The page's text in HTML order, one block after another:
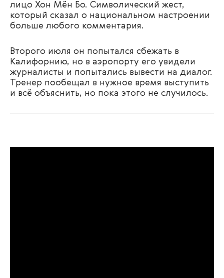
лицо Хон Мён Бо. Символический жест,
который сказал о национальном настроении
больше любого комментария.
Второго июля он попытался сбежать в
Калифорнию, но в аэропорту его увидели
журналисты и попытались вывести на диалог.
Тренер пообещал в нужное время выступить
и всё объяснить, но пока этого не случилось.